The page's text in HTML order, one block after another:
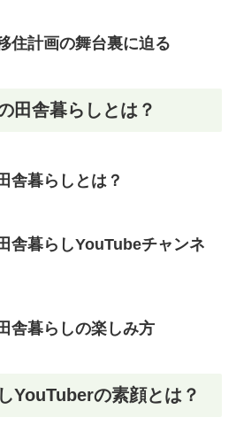
住計画の舞台裏に迫る
田舎暮らしとは？
舎暮らしとは？
舎暮らしYouTubeチャンネ
舎暮らしの楽しみ方
YouTuberの素顔とは？